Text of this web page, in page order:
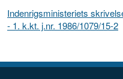
Indenrigsministeriets
- 1. k.kt. j.nr. 1986/1079/15-2